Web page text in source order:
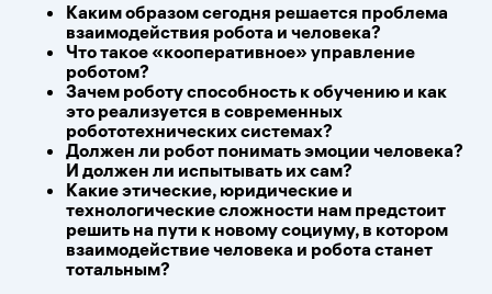
Каким образом сегодня решается проблема
взаимодействия робота и человека?
Что такое «кооперативное» управление
роботом?
Зачем роботу способность к обучению и как
это реализуется в современных
робототехнических системах?
Должен ли робот понимать эмоции человека?
И должен ли испытывать их сам?
Какие этические, юридические и
технологические сложности нам предстоит
решить на пути к новому социуму, в котором
взаимодействие человека и робота станет
тотальным?